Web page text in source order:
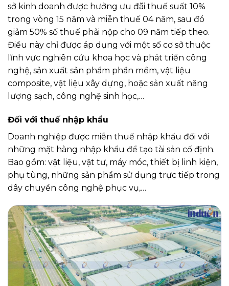
sở kinh doanh được hưởng ưu đãi thuế suất 10%
trong vòng 15 năm và miễn thuế 04 năm, sau đó
giảm 50% số thuế phải nộp cho 09 năm tiếp theo.
Điều này chỉ được áp dụng với một số cơ sở thuộc
lĩnh vực nghiên cứu khoa học và phát triển công
nghệ, sản xuất sản phẩm phần mềm, vật liệu
composite, vật liệu xây dựng, hoặc sản xuất năng
lượng sạch, công nghệ sinh học,…
Đối với thuế nhập khẩu
Doanh nghiệp được miễn thuế nhập khẩu đối với
những mặt hàng nhập khẩu để tạo tài sản cố định.
Bao gồm: vật liệu, vật tư, máy móc, thiết bị linh kiện,
phụ tùng, những sản phẩm sử dụng trực tiếp trong
dây chuyền công nghệ phục vụ,…